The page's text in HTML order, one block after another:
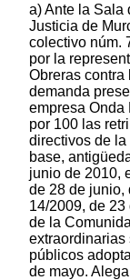
a) Ante la Sala
Justicia de
colectivo núm.
por la
Obreras
demanda
empresa Onda
por 100 las
directivos de
base,
junio de 2010,
de 28 de junio,
14/2009, de
de la
extraordinarias
públicos
de mayo.